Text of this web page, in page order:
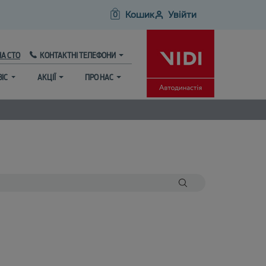
Увійти
0 Кошик
СТО КОНТАКТНІ ТЕЛЕФОНИ
АКЦІЇ ПРО НАС